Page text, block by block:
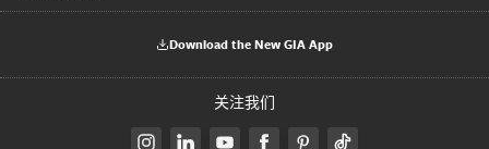
Download the New GIA App
关注我们